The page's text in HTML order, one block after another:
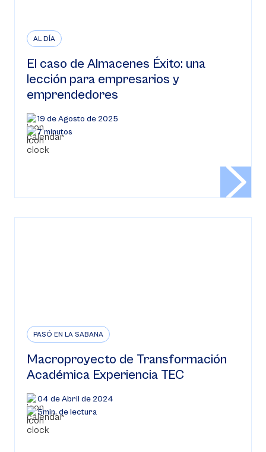
AL DÍA
El caso de Almacenes Éxito: una
lección para empresarios y
emprendedores
19 de Agosto de 2025
7 minutos
PASÓ EN LA SABANA
Macroproyecto de Transformación
Académica Experiencia TEC
04 de Abril de 2024
5min. de lectura